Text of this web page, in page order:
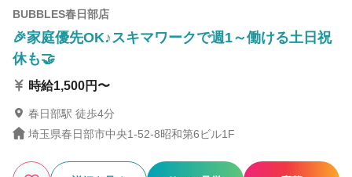
BUBBLES春日部店
🎉家庭優先OK♪スキマワークで週1～働ける土日祝
休も🤝
時給1,500円〜
春日部駅 徒歩4分
埼玉県春日部市中央1-52-8昭和第6ビル1F